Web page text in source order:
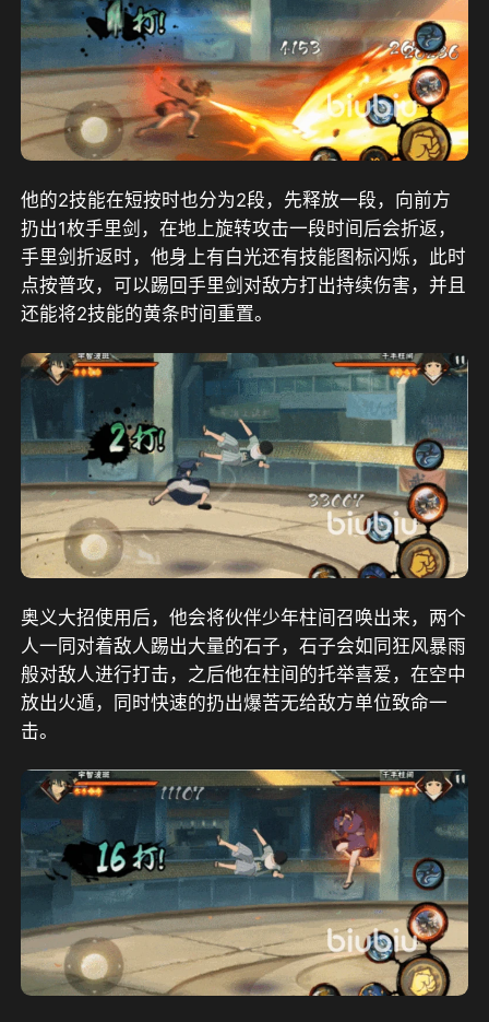
他的2技能在短按时也分为2段，先释放一段，向前方
扔出1枚手里剑，在地上旋转攻击一段时间后会折返，
手里剑折返时，他身上有白光还有技能图标闪烁，此时
点按普攻，可以踢回手里剑对敌方打出持续伤害，并且
还能将2技能的黄条时间重置。
奥义大招使用后，他会将伙伴少年柱间召唤出来，两个
人一同对着敌人踢出大量的石子，石子会如同狂风暴雨
般对敌人进行打击，之后他在柱间的托举喜爱，在空中
放出火遁，同时快速的扔出爆苦无给敌方单位致命一
击。